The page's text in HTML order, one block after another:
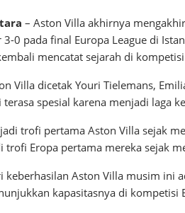
– Aston Villa akhirnya
0 pada final Europa League di
mencatat sejarah di
Villa dicetak Youri Tielemans,
spesial karena menjadi laga
trofi pertama Aston Villa sejak
trofi Eropa pertama mereka sejak
keberhasilan Aston Villa musim ini
kapasitasnya di kompetisi